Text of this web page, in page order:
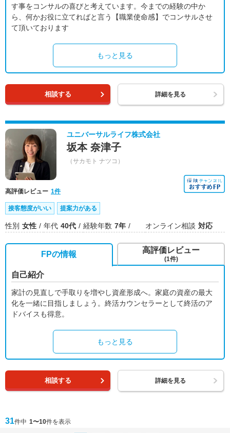
す事をコンサルの喜びと考えています。今までの経験の中か
ら、何かお役に立てればと言う【職業使命感】でコンサルさせ
て頂いております
もっと見る
相談する 詳細を見る
ユニバーサルライフ株式会社
坂本 奈津子
（サカモト ナツコ）
高評価レビュー 1件
接客態度がいい 提案力がある
性別 女性 年代 40代 経験年数 7年 オンライン相談 対応
FPの情報
自己紹介
家計の見直しで手取りを増やし資産形成へ。家庭の資産の最大
化を一緒に目指しましょう。終活カウンセラーとして終活のア
ドバイスも得意。
もっと見る
高評価レビュー
(1件)
相談する 詳細を見る
31件中 1〜10件を表示